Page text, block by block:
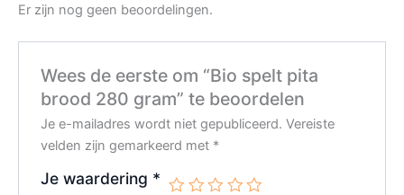
Er zijn nog geen beoordelingen.
Wees de eerste om “Bio spelt pita
brood 280 gram” te beoordelen
Je e-mailadres wordt niet gepubliceerd. Vereiste
velden zijn gemarkeerd met *
Je waardering *